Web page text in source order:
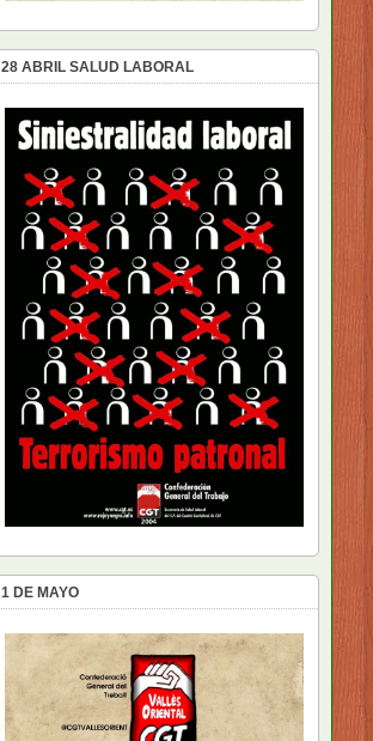
28 ABRIL SALUD LABORAL
1 DE MAYO